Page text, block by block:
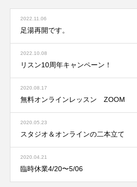
2022.11.06
足湯再開です。
2022.10.08
リスン10周年キャンペーン！
2020.08.17
無料オンラインレッスン ZOOM
2020.05.23
スタジオ＆オンラインの二本立て
2020.04.21
臨時休業4/20〜5/06